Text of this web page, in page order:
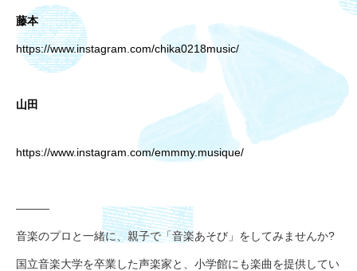
藤本
https://www.instagram.com/chika0218music/
山田
https://www.instagram.com/emmmy.musique/
———
音楽のプロと一緒に、親子で「音楽あそび」をしてみませんか?
国立音楽大学を卒業した声楽家と、小学館にも楽曲を提供してい